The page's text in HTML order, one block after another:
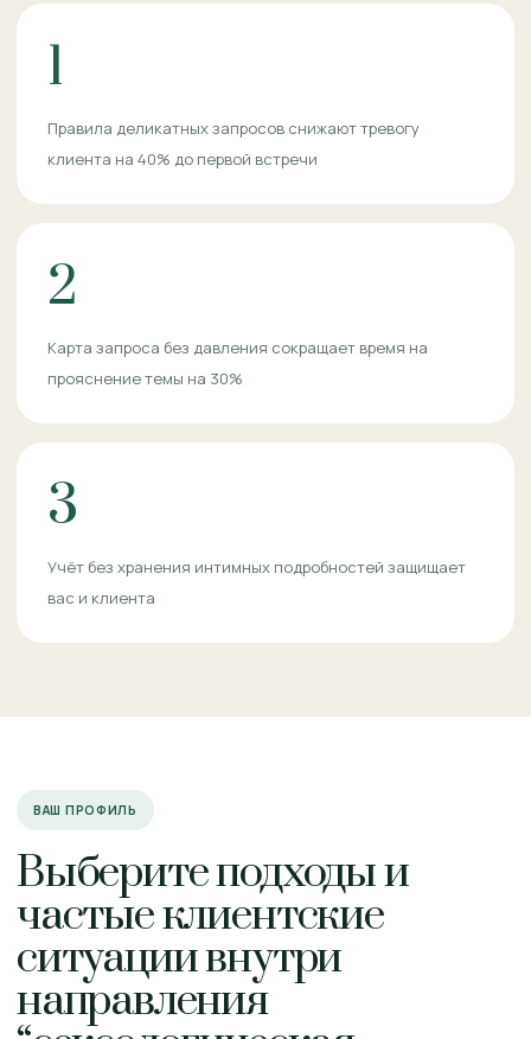
1
Правила деликатных запросов снижают тревогу
клиента на 40% до первой встречи
2
Карта запроса без давления сокращает время на
прояснение темы на 30%
3
Учёт без хранения интимных подробностей защищает
вас и клиента
ВАШ ПРОФИЛЬ
Выберите подходы и
частые клиентские
ситуации внутри
направления